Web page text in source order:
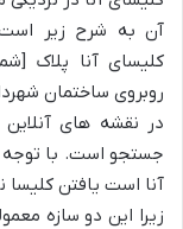
آن به شرح زیر
کلیسای آنا پلاک
روبروی ساختمان
در نقشه های
جستجو است. با توجه
آنا است یافتن کلیسا
زیرا این دو سازه